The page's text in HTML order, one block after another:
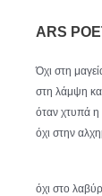
ARS
Όχι στη
στη λάμψη
όταν χτυπά
όχι στην
όχι στο